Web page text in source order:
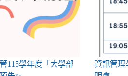
115學年度「大學部
資訊管理